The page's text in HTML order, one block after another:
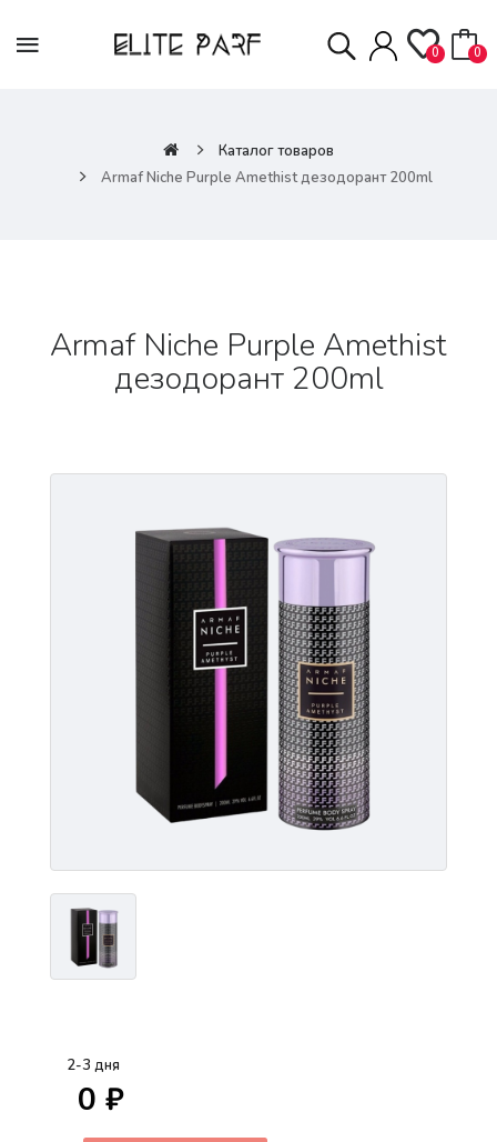
0 0
Каталог товаров
Armaf Niche Purple Amethist дезодорант 200ml
Armaf Niche Purple Amethist
дезодорант 200ml
2-3 дня
0 ₽